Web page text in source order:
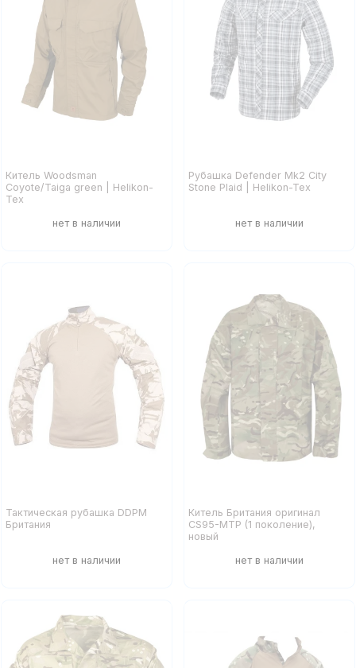
Китель Woodsman
Coyote/Taiga green | Helikon-
Тех
Рубашка Defender Mk2 City
Stone Plaid | Helikon-Tex
Тактическая рубашка DDPM
Британия
Китель Британия оригинал
CS95-MTP (1 поколение),
новый